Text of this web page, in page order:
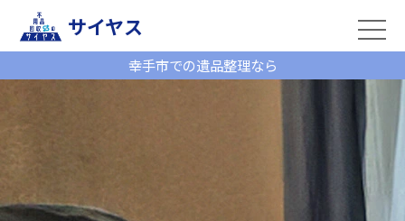
幸手市での遺品整理なら
サイヤス